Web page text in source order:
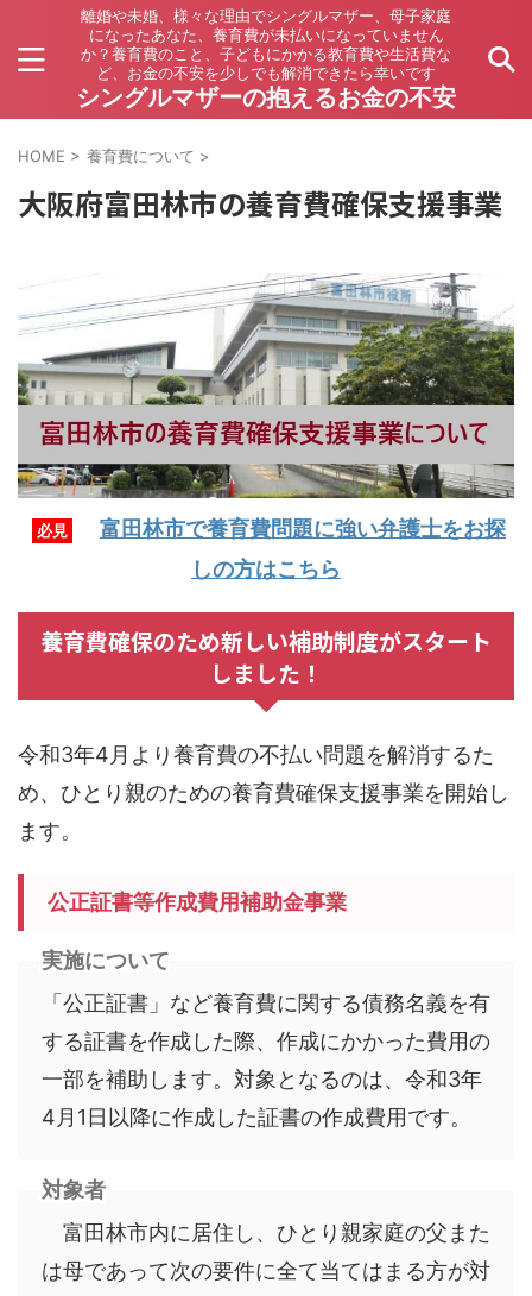
離婚や未婚、様々な理由でシングルマザー、母子家庭
になったあなた、養育費が未払いになっていません
か？養育費のこと、子どもにかかる教育費や生活費な
ど、お金の不安を少しでも解消できたら幸いです
シングルマザーの抱えるお金の不安
HOME > 養育費について >
大阪府富田林市の養育費確保支援事業
必見
富田林市で養育費問題に強い弁護士をお探
しの方はこちら
養育費確保のため新しい補助制度がスタート
しました！
令和3年4月より養育費の不払い問題を解消するた
め、ひとり親のための養育費確保支援事業を開始し
ます。
公正証書等作成費用補助金事業
実施について
「公正証書」など養育費に関する債務名義を有
する証書を作成した際、作成にかかった費用の
一部を補助します。対象となるのは、令和3年
4月1日以降に作成した証書の作成費用です。
対象者
富田林市内に居住し、ひとり親家庭の父また
は母であって次の要件に全て当てはまる方が対